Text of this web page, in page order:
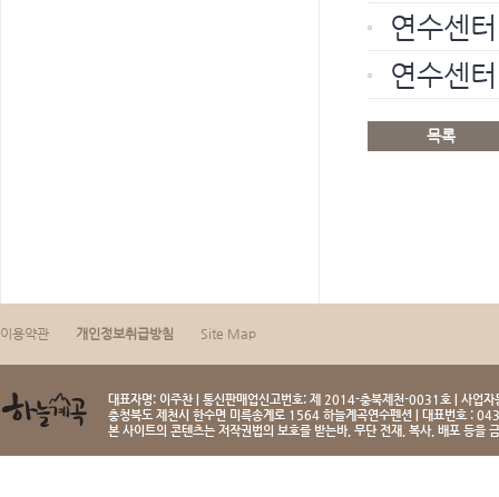
연수센
연수센
목록
이용약관 개인정보취급방침 Site Map
대표자명: 이주찬 | 통신판매업신고번호: 제 2014-충북제천-0031호 | 사업
충청북도 제천시 한수면 미륵송계로 1564 하늘계곡연수펜션 | 대표번호 :
본 사이트의 콘텐츠는 저작권법의 보호를 받는바, 무단 전재, 복사, 배포 등을